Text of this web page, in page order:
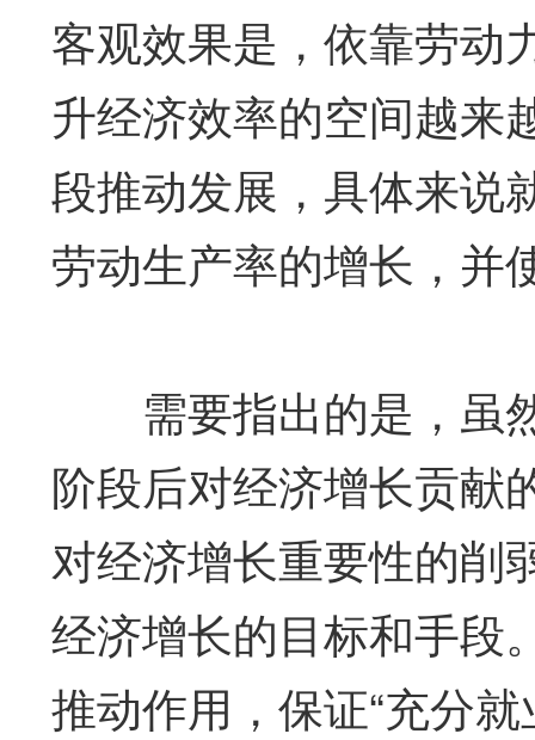
客观效果是，依靠劳动
升经济效率的空间越来
段推动发展，具体来说
劳动生产率的增长，并
需要指出的是，虽
阶段后对经济增长贡献
对经济增长重要性的削
经济增长的目标和手段
推动作用，保证“充分